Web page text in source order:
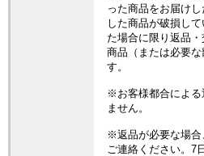
った商品をお届け
した商品が破損し
た場合に限り返品
商品（または必要
す。
※お客様都合による
ません。
※返品が必要な場合
ご連絡ください。7